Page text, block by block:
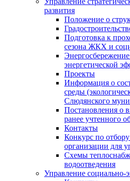
развития
Положение о
Подготовка к
сезона ЖКХ и
энергетической
Проекты
Информация о
среды
Слюдянского
Постановления о
ранее учтенного
Контакты
Конкурс по
организации для
Схемы
водоотведения
Управление социально-